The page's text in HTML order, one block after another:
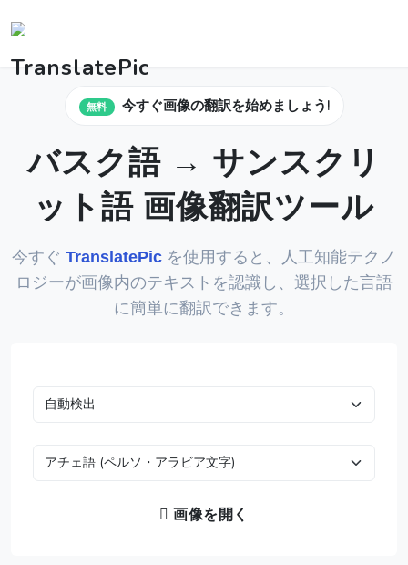
無料 今すぐ画像の翻訳を始めましょう!
バスク語 → サンスクリ
ット語 画像翻訳ツール
今すぐ TranslatePic を使用すると、人工知能テクノ
ロジーが画像内のテキストを認識し、選択した言語
に簡単に翻訳できます。
画像を開く